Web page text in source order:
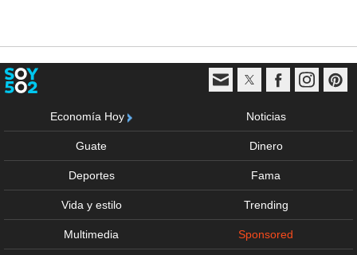
Economía Hoy Noticias
Guate Dinero
Deportes Fama
Vida y estilo Trending
Multimedia Sponsored